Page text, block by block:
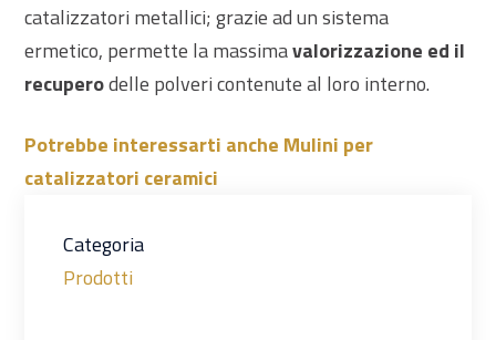
catalizzatori metallici; grazie ad un sistema
ermetico, permette la massimavalorizzazione ed il
recuperodelle polveri contenute al loro interno.
Potrebbe interessarti anche Mulini per
catalizzatori ceramici
Categoria
Prodotti